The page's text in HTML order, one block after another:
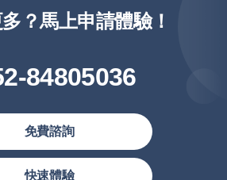
？馬上申請體驗！
84805036
免費諮詢
快速體驗